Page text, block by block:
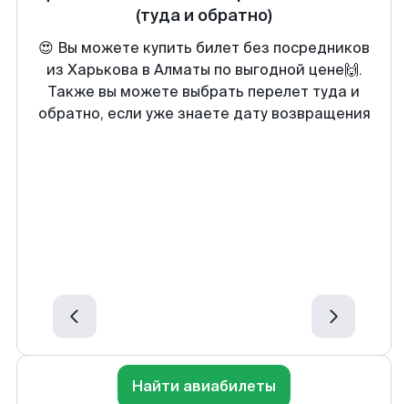
(туда и обратно)
😍 Вы можете купить билет без посредников
из Харькова в Алматы по выгодной цене🙌.
Также вы можете выбрать перелет туда и
обратно, если уже знаете дату возвращения
Найти авиабилеты